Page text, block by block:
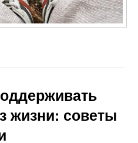
жизни: советы